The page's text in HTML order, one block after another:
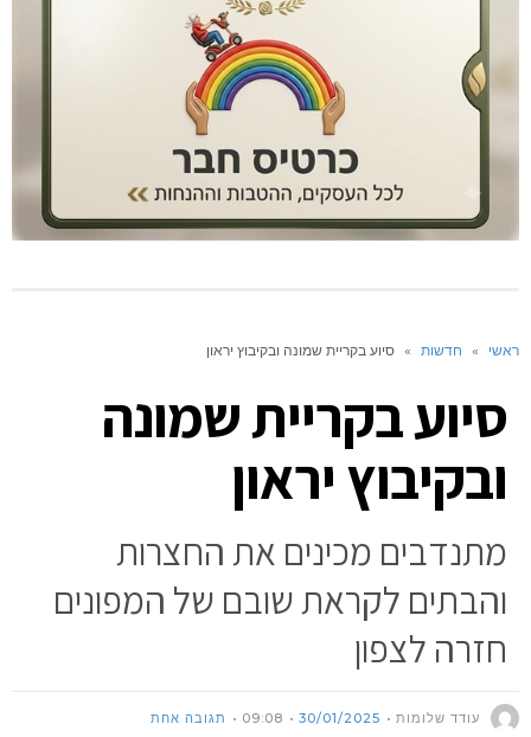
ראשי » חדשות » סיוע בקריית שמונה ובקיבוץ יראון
סיוע בקריית שמונה
ובקיבוץ יראון
מתנדבים מכינים את החצרות
והבתים לקראת שובם של המפונים
חזרה לצפון
עודד שלומות 30/01/2025
09:08 תגובה אחת